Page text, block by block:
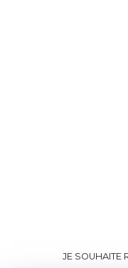
JE SOUHAITE